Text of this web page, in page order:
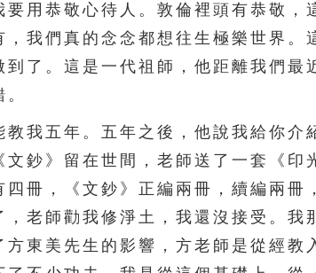
216 217
221 222
236 237
用恭敬心待人。敦倫裡頭有恭敬，
我們真的念念都想往生極樂世界。
了。這是一代祖師，他距離我們最
我五年。五年之後，他說我給你介
鈔》留在世間，老師送了一套《印
冊，《文鈔》正編兩冊，續編兩冊
老師勸我修淨土，我還沒接受。我
東美先生的影響，方老師是從經教